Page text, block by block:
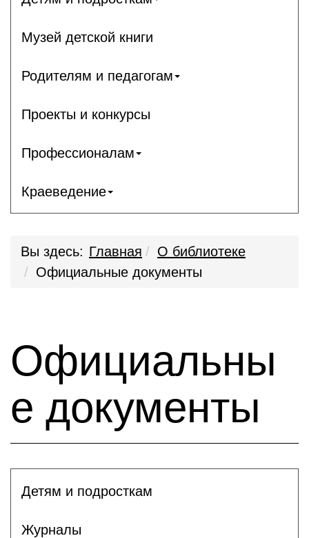
Музей детской книги
Родителям и педагогам
Проекты и конкурсы
Профессионалам
Краеведение
Вы здесь: Главная
О библиотеке
Официальные документы
Официальны
е документы
Детям и подросткам
Журналы